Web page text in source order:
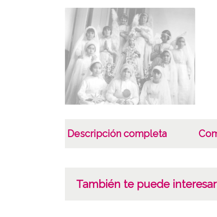
Descripción completa
También te puede interesar